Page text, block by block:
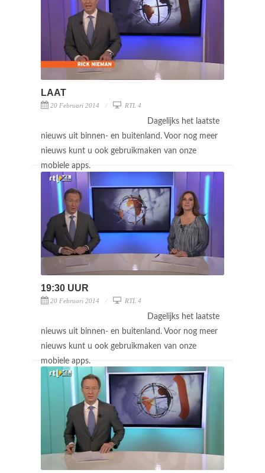
LAAT
20 Februari 2014 RTL 4
Dagelijks het laatste
nieuws uit binnen- en buitenland. Voor nog meer
nieuws kunt u ook gebruikmaken van onze
mobiele apps.
19:30 UUR
20 Februari 2014 RTL 4
Dagelijks het laatste
nieuws uit binnen- en buitenland. Voor nog meer
nieuws kunt u ook gebruikmaken van onze
mobiele apps.